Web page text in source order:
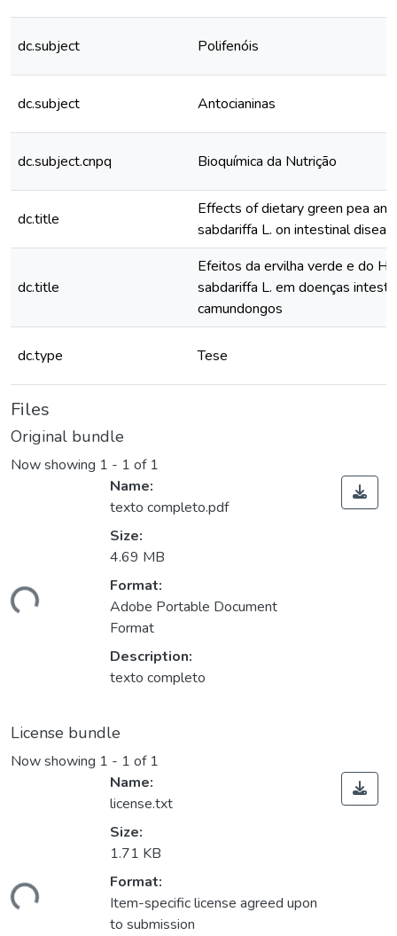
dc.subject Polifenóis
dc.subject Antocianinas
dc.subject.cnpq Bioquímica da Nutrição
dc.title
Effects of dietary green pea
sabdariffa L. on intestinal
dc.title
Efeitos da ervilha verde e do
sabdariffa L. em doenças
camundongos
dc.type Tese
Files
Original bundle
Now showing 1 - 1 of 1
Name:
texto completo.pdf
Size:
4.69 MB
Format:
Adobe Portable Document
Format
Description:
texto completo
License bundle
Now showing 1 - 1 of 1
Name:
license.txt
Size:
1.71 KB
Format:
Item-specific license agreed upon
to submission